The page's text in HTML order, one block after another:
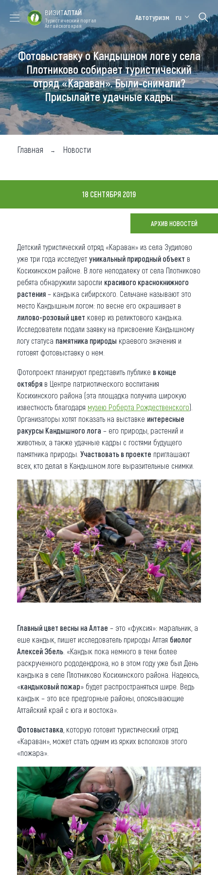
Форум VISIT
ALTAI
Цветение
маральника
Медицинский
форум
Алтайская
зимовка
Туры
Где побывать
Чем заняться
Где остановиться
О регионе
Коллекция впечатлений
Другие рубрики
ВИЗИТАЛТАЙ
Туристический портал
Алтайского края
Автотуризм ru
Фотовыставку о Кандышном логе у села
Плотниково собирает туристический
отряд «Караван». Были-снимали?
Присылайте удачные кадры
Главная Новости
18 СЕНТЯБРЯ 2019
АРХИВ НОВОСТЕЙ
Детский туристический отряд «Караван» из села Зудилово
уже три года исследует уникальный природный объект в
Косихинском районе. В логе неподалеку от села Плотниково
ребята обнаружили заросли красивого краснокнижного
растения – кандыка сибирского. Сельчане называют это
место Кандышным логом: по весне его окрашивает в
лилово-розовый цвет ковер из реликтового кандыка.
Исследователи подали заявку на присвоение Кандышному
логу статуса памятника природы краевого значения и
готовят фотовыставку о нем.
Фотопроект планируют представить публике в конце
октября в Центре патриотического воспитания
Косихинского района (эта площадка получила широкую
известность благодаря музею Роберта Рождественского).
Организаторы хотят показать на выставке интересные
ракурсы Кандышного лога – его природы, растений и
животных, а также удачные кадры с гостями будущего
памятника природы. Участвовать в проекте приглашают
всех, кто делал в Кандышном логе выразительные снимки.
Главный цвет весны на Алтае – это «фуксия»: маральник, а
еше кандык, пишет исследователь природы Алтая биолог
Алексей Эбель . «Кандык пока немного в тени более
раскрученного рододендрона, но в этом году уже был День
кандыка в селе Плотниково Косихинского района. Надеюсь,
«кандыковый пожар» будет распространяться шире. Ведь
кандык – это все предгорные районы, опоясывающие
Алтайский край с юга и востока».
Фотовыставка , которую готовит туристический отряд
«Караван», может стать одним из ярких всполохов этого
«пожара».